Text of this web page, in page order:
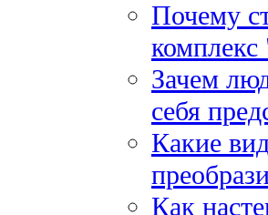
Почему
комплекс
Зачем
себя
Какие
Как